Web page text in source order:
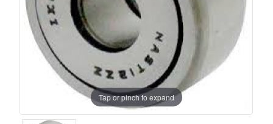
Tap or pinch to expand